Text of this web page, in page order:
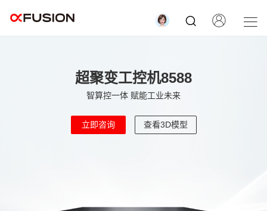
超聚变工控机8588
智算控一体 赋能工业未来
立即咨询 查看3D模型